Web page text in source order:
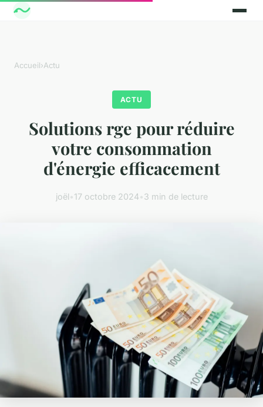
Accueil›Actu
ACTU
Solutions rge pour réduire
votre consommation
d'énergie efficacement
joël•17 octobre 2024•3 min de lecture